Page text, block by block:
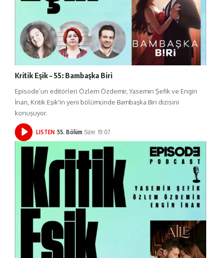
Kritik Eşik – 55: Bambaşka Biri
Episode’un editörleri Özlem Özdemir, Yasemin Şefik ve Engin
İnan, Kritik Eşik'in yeni bölümünde Bambaşka Biri dizisini
konuşuyor.
LISTEN 55. Bölüm Süre: 19:07